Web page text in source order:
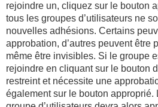
rejoindre un, cliquez sur le bouton
tous les groupes d’utilisateurs ne
nouvelles adhésions. Certains
approbation, d’autres peuvent être
même être invisibles. Si le groupe
rejoindre en cliquant sur le bouton
restreint et nécessite une
également sur le bouton approprié.